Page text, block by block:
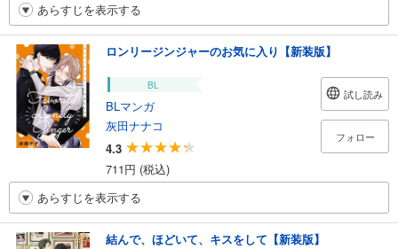
あらすじを表示する
ロンリージンジャーのお気に入り【新装版】
BL
BLマンガ
灰田ナナコ
4.3
711円 (税込)
試し読み
フォロー
あらすじを表示する
結んで、ほどいて、キスをして【新装版】